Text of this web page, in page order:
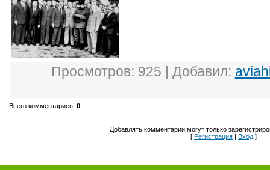
Просмотров: 925 | Добавил:
Всего комментариев: 0
Добавлять комментарии могут только
[Регистрация |Вход ]